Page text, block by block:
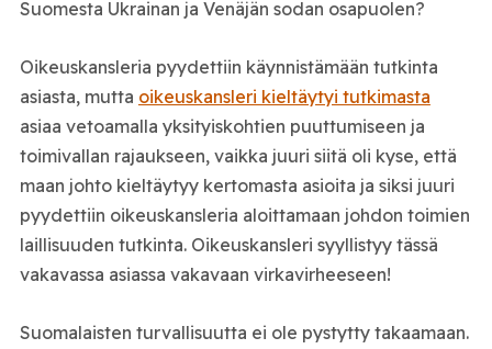
Suomesta Ukrainan ja Venäjän sodan osapuolen?
Oikeuskansleria pyydettiin käynnistämään tutkinta
asiasta, mutta oikeuskansleri kieltäytyi tutkimasta
asiaa vetoamalla yksityiskohtien puuttumiseen ja
toimivallan rajaukseen, vaikka juuri siitä oli kyse, että
maan johto kieltäytyy kertomasta asioita ja siksi juuri
pyydettiin oikeuskansleria aloittamaan johdon toimien
laillisuuden tutkinta. Oikeuskansleri syyllistyy tässä
vakavassa asiassa vakavaan virkavirheeseen!
Suomalaisten turvallisuutta ei ole pystytty takaamaan.